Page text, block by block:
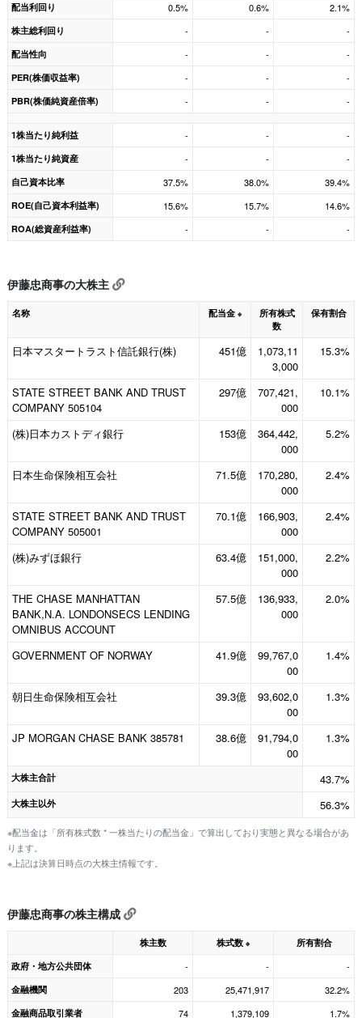
配当利回り 0.5% 0.6% 2.1%
株主総利回り - - -
配当性向 - - -
PER(株価収益率) - - -
PBR(株価純資産倍率) - - -
1株当たり純利益 - - -
1株当たり純資産 - - -
自己資本比率 37.5% 38.0% 39.4%
ROE(自己資本利益率) 15.6% 15.7% 14.6%
ROA(総資産利益率) - - -
伊藤忠商事の大株主
名称 配当金 ※
所有株式
数
保有割合
日本マスタートラスト信託銀行(株) 451億
1,073,11
3,000
15.3%
STATE STREET BANK AND TRUST
COMPANY 505104
297億
707,421,
000
10.1%
(株)日本カストディ銀行 153億
364,442,
000
5.2%
日本生命保険相互会社 71.5億
170,280,
000
2.4%
STATE STREET BANK AND TRUST
COMPANY 505001
70.1億
166,903,
000
2.4%
(株)みずほ銀行 63.4億
151,000,
000
2.2%
THE CHASE MANHATTAN
BANK,N.A. LONDONSECS LENDING
OMNIBUS ACCOUNT
57.5億
136,933,
000
2.0%
GOVERNMENT OF NORWAY 41.9億
99,767,0
00
1.4%
朝日生命保険相互会社 39.3億
93,602,0
00
1.3%
JP MORGAN CHASE BANK 385781 38.6億
91,794,0
00
1.3%
大株主合計 43.7%
大株主以外 56.3%
※配当金は「所有株式数 * 一株当たりの配当金」で算出しており実態と異なる場合があ
ります。
※上記は決算日時点の大株主情報です。
伊藤忠商事の株主構成
株主数 株式数 ※
所有割合
政府・地方公共団体
- - -
金融機関 203 25,471,917 32.2%
金融商品取引業者 74 1,379,109 1.7%